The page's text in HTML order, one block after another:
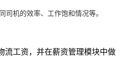
机的效率、工作饱和情况等。
流工资，并在薪资管理模块中做